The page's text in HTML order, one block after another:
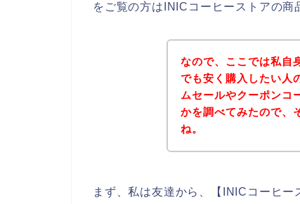
をご覧の方はINICコーヒーストアの商
なので、ここでは私自
でも安く購入したい人
ムセールやクーポンコ
かを調べてみたので、
ね。
まず、私は友達から、【INICコーヒ